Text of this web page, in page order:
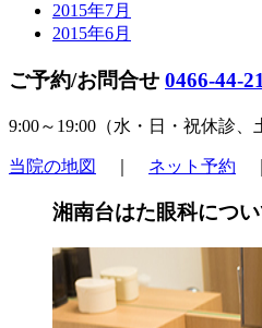
2015年7月
2015年6月
ご予約/お問合せ 0466-44-
9:00～19:00（水・日・祝休診
当院の地図 ネット予約
湘南台はた眼科につ